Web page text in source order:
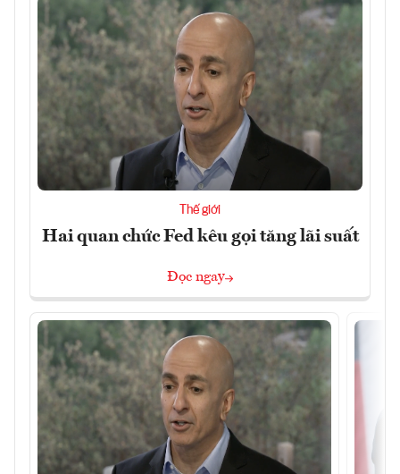
Thế giới
Hai quan chức Fed kêu gọi tăng lãi suất
Đọc ngay